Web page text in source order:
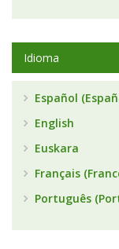
Idioma
Español
English
Euskara
Français
Português